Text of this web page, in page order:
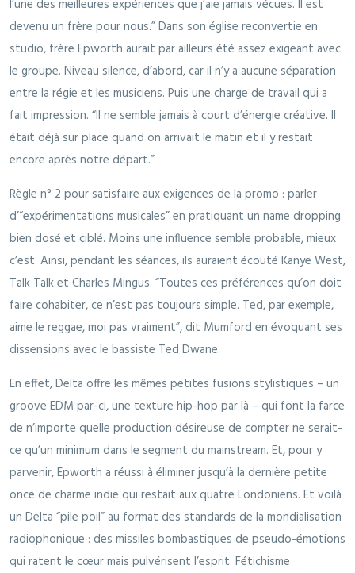
l’une des meilleures expériences que j’aie jamais vécues. Il est
devenu un frère pour nous.” Dans son église reconvertie en
studio, frère Epworth aurait par ailleurs été assez exigeant avec
le groupe. Niveau silence, d’abord, car il n’y a aucune séparation
entre la régie et les musiciens. Puis une charge de travail qui a
fait impression. “Il ne semble jamais à court d’énergie créative. Il
était déjà sur place quand on arrivait le matin et il y restait
encore après notre départ.”
Règle n° 2 pour satisfaire aux exigences de la promo : parler
d’“expérimentations musicales” en pratiquant un name dropping
bien dosé et ciblé. Moins une influence semble probable, mieux
c’est. Ainsi, pendant les séances, ils auraient écouté Kanye West,
Talk Talk et Charles Mingus. “Toutes ces préférences qu’on doit
faire cohabiter, ce n’est pas toujours simple. Ted, par exemple,
aime le reggae, moi pas vraiment”, dit Mumford en évoquant ses
dissensions avec le bassiste Ted Dwane.
En effet, Delta offre les mêmes petites fusions stylistiques – un
groove EDM par-ci, une texture hip-hop par là – qui font la farce
de n’importe quelle production désireuse de compter ne serait-
ce qu’un minimum dans le segment du mainstream. Et, pour y
parvenir, Epworth a réussi à éliminer jusqu’à la dernière petite
once de charme indie qui restait aux quatre Londoniens. Et voilà
un Delta “pile poil” au format des standards de la mondialisation
radiophonique : des missiles bombastiques de pseudo-émotions
qui ratent le cœur mais pulvérisent l’esprit. Fétichisme